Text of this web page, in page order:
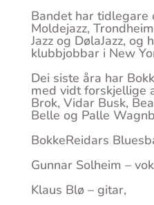
Bandet har tidlegare
Moldejazz,
Jazz og DølaJazz, og
klubbjobbar i New
Dei siste åra har
med vidt forskjellige
Brok, Vidar Busk,
Belle og Palle
BokkeReidars
Gunnar Solheim –
Klaus Blø – gitar,